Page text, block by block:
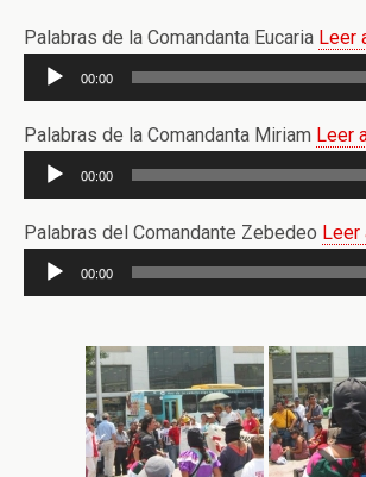
Palabras de la Comandanta Eucaria Leer
Reproductor
de
audio
00:00
Palabras de la Comandanta Miriam Leer
Reproductor
de
audio
00:00
Palabras del Comandante Zebedeo Leer
Reproductor
de
00:00